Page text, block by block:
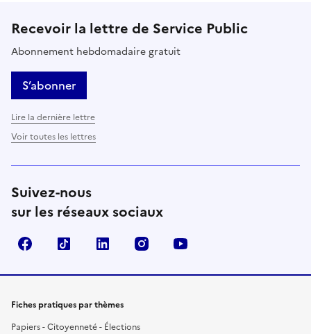
Recevoir la lettre de Service Public
Abonnement hebdomadaire gratuit
S’abonner
Lire la dernière lettre
Voir toutes les lettres
Suivez-nous
sur les réseaux sociaux
FacebookTikTok LinkedIn Instagram
Fiches pratiques par thèmes
Papiers - Citoyenneté - Élections